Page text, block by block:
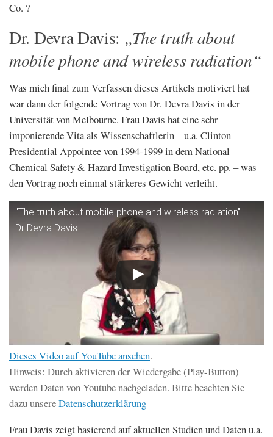
Co. ?
Dr. Devra Davis: „The truth about
mobile phone and wireless radiation“
Was mich final zum Verfassen dieses Artikels motiviert hat
war dann der folgende Vortrag von Dr. Devra Davis in der
Universität von Melbourne. Frau Davis hat eine sehr
imponierende Vita als Wissenschaftlerin – u.a. Clinton
Presidential Appointee von 1994-1999 in dem National
Chemical Safety & Hazard Investigation Board, etc. pp. – was
den Vortrag noch einmal stärkeres Gewicht verleiht.
"The truth about mobile phone and wireless radiation" --
Dr Devra Davis
Dieses Video auf YouTube ansehen.
Hinweis: Durch aktivieren der Wiedergabe (Play-Button)
werden Daten von Youtube nachgeladen. Bitte beachten Sie
dazu unsereDatenschutzerklärung
Frau Davis zeigt basierend auf aktuellen Studien und Daten u.a.